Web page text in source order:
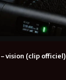
vision (clip officiel)